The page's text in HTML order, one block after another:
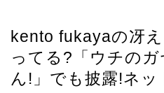
kento fukayaの冴
ってる?「ウチの
ん!」でも披露!ネッ